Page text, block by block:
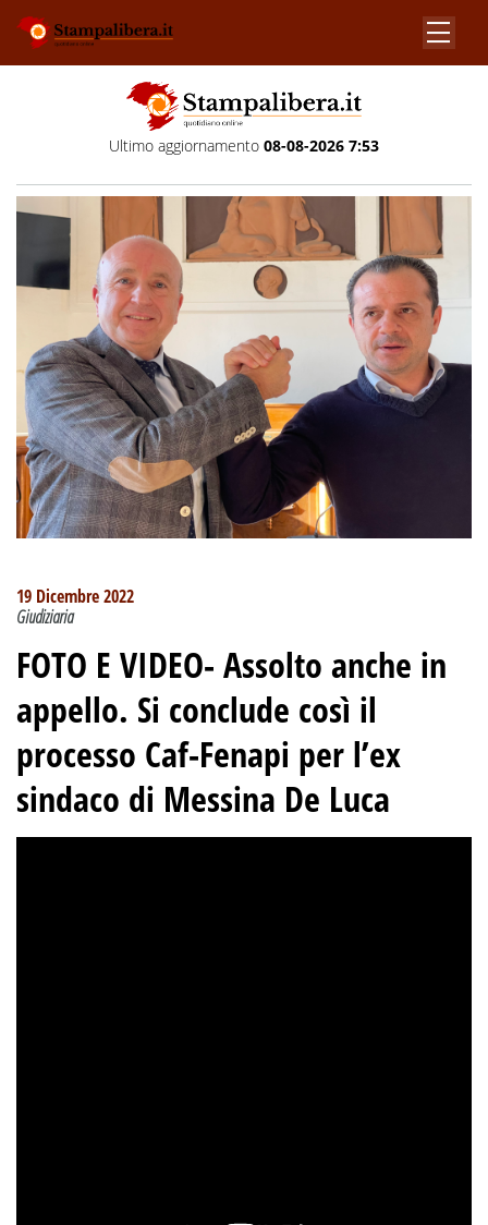
Ultimo aggiornamento 08-08-2026 7:53
19 Dicembre 2022
Giudiziaria
FOTO E VIDEO- Assolto anche in
appello. Si conclude così il
processo Caf-Fenapi per l’ex
sindaco di Messina De Luca